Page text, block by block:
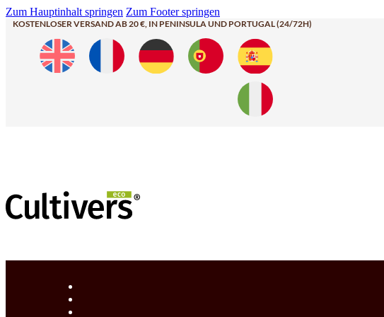
Zum Hauptinhalt springen Zum Footer springen
KOSTENLOSER VERSAND AB 20 €, IN PENINSULA UND PORTUGAL (24/72H)